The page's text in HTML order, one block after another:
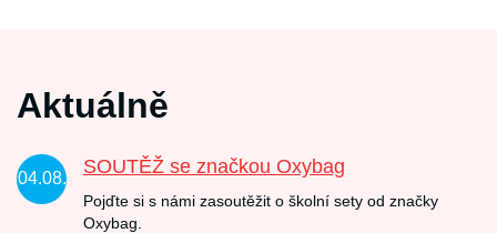
Aktuálně
04.08.
SOUTĚŽ se značkou Oxybag
Pojďte si s námi zasoutěžit o školní sety od značky
Oxybag.